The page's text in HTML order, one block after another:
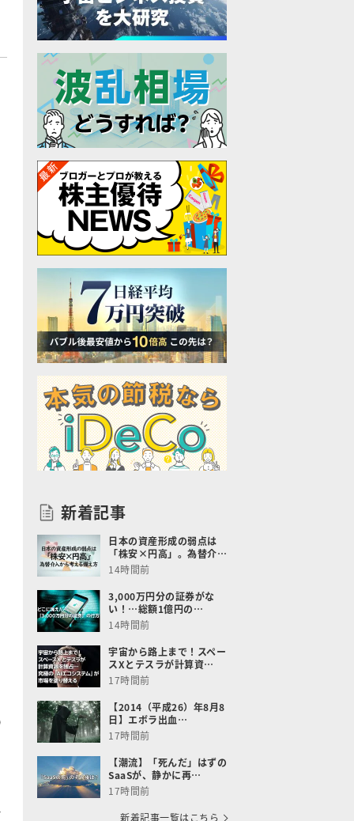
新着記事
日本の資産形成の弱点は
「株安×円高」。為替介…
14時間前
3,000万円分の証券がな
い！…総額1億円の…
14時間前
宇宙から路上まで！スペー
スXとテスラが計算資…
17時間前
【2014（平成26）年8月8
日】エボラ出血…
17時間前
【潮流】「死んだ」はずの
SaaSが、静かに再…
17時間前
新着記事一覧はこちら